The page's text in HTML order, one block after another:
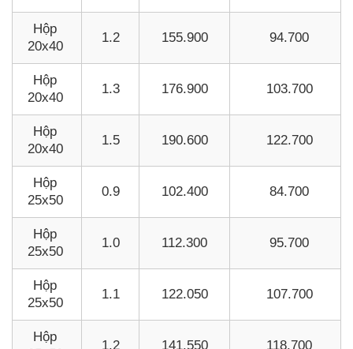
Hộp
20x40
1.2 155.900 94.700
Hộp
20x40
1.3 176.900 103.700
Hộp
20x40
1.5 190.600 122.700
Hộp
25x50
0.9 102.400 84.700
Hộp
25x50
1.0 112.300 95.700
Hộp
25x50
1.1 122.050 107.700
Hộp
1.2 141.550 118.700